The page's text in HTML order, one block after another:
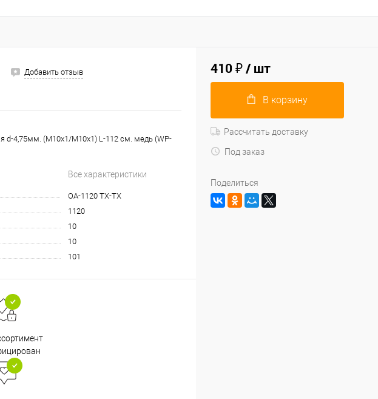
Добавить отзыв
d-4,75мм. (М10х1/М10х1) L-112 см. медь (WP-
Все характеристики
OA-1120 TX-TX
1120
10
10
101
410 ₽/ шт
В корзину
Рассчитать доставку
Под заказ
Поделиться